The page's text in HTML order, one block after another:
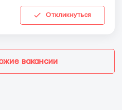
Откликнуться
вакансии